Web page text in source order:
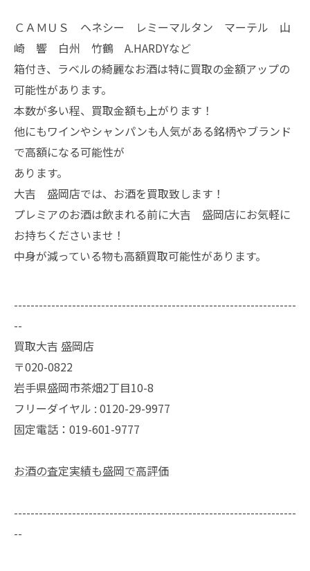
ＣＡＭＵＳ ヘネシー レミーマルタン マーテル 山
崎 響 白州 竹鶴 A.HARDYなど
箱付き、ラベルの綺麗なお酒は特に買取の金額アップの
可能性があります。
本数が多い程、買取金額も上がります！
他にもワインやシャンパンも人気がある銘柄やブランド
で高額になる可能性が
あります。
大吉 盛岡店では、お酒を買取致します！
プレミアのお酒は飲まれる前に大吉 盛岡店にお気軽に
お持ちくださいませ！
中身が減っている物も高額買取可能性があります。
--------------------------------------------------------------------
--
買取大吉 盛岡店
〒020-0822
岩手県盛岡市茶畑2丁目10-8
フリーダイヤル : 0120-29-9977
固定電話：019-601-9777
お酒の査定実績も盛岡で高評価
--------------------------------------------------------------------
--